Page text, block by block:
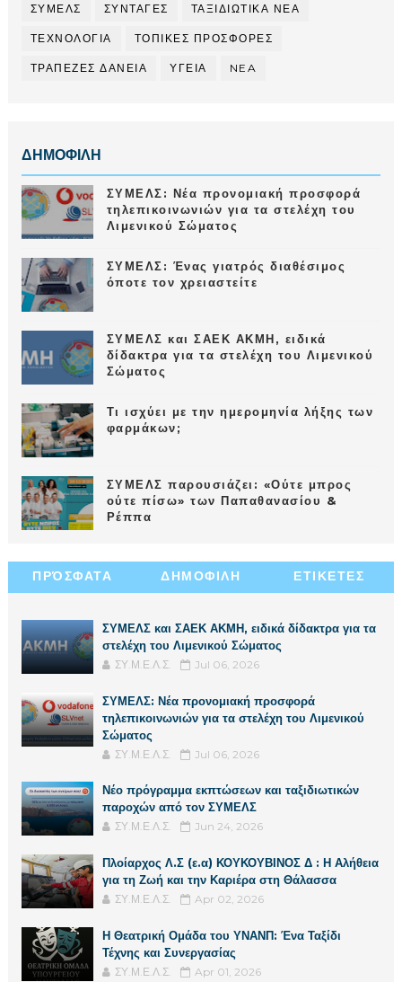
ΣΥΜΕΛΣ ΣΥΝΤΑΓΕΣ ΤΑΞΙΔΙΩΤΙΚΑ ΝΕΑ
ΤΕΧΝΟΛΟΓΙΑ ΤΟΠΙΚΕΣ ΠΡΟΣΦΟΡΕΣ
ΤΡΑΠΕΖΕΣ ΔΑΝΕΙΑ ΥΓΕΙΑ NEA
ΔΗΜΟΦΙΛΗ
ΣΥΜΕΛΣ: Νέα προνομιακή προσφορά
τηλεπικοινωνιών για τα στελέχη του
Λιμενικού Σώματος
ΣΥΜΕΛΣ: Ένας γιατρός διαθέσιμος
όποτε τον χρειαστείτε
ΣΥΜΕΛΣ και ΣΑΕΚ ΑΚΜΗ, ειδικά
δίδακτρα για τα στελέχη του Λιμενικού
Σώματος
Τι ισχύει με την ημερομηνία λήξης των
φαρμάκων;
ΣΥΜΕΛΣ παρουσιάζει: «Ούτε μπρος
ούτε πίσω» των Παπαθανασίου &
Ρέππα
ΠΡΌΣΦΑΤΑ ΔΗΜΟΦΙΛΗ ΕΤΙΚΕΤΕΣ
ΣΥΜΕΛΣ και ΣΑΕΚ ΑΚΜΗ, ειδικά δίδακτρα για τα
στελέχη του Λιμενικού Σώματος
ΣΥ.Μ.Ε.Λ.Σ. Jul 06, 2026
ΣΥΜΕΛΣ: Νέα προνομιακή προσφορά
τηλεπικοινωνιών για τα στελέχη του Λιμενικού
Σώματος
ΣΥ.Μ.Ε.Λ.Σ. Jul 06, 2026
Νέο πρόγραμμα εκπτώσεων και ταξιδιωτικών
παροχών από τον ΣΥΜΕΛΣ
ΣΥ.Μ.Ε.Λ.Σ. Jun 24, 2026
Πλοίαρχος Λ.Σ (ε.α) ΚΟΥΚΟΥΒΙΝΟΣ Δ : Η Αλήθεια
για τη Ζωή και την Καριέρα στη Θάλασσα
ΣΥ.Μ.Ε.Λ.Σ. Apr 02, 2026
Η Θεατρική Ομάδα του ΥΝΑΝΠ: Ένα Ταξίδι
Τέχνης και Συνεργασίας
ΣΥ.Μ.Ε.Λ.Σ. Apr 01, 2026